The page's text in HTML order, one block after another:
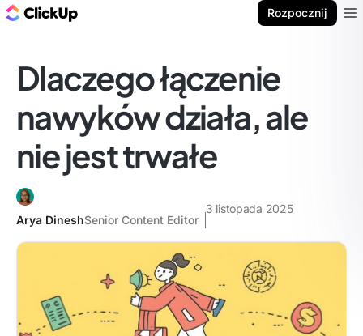
Rozpocznij
Dlaczego łączenie
nawyków działa, ale
nie jest trwałe
Arya DineshSenior Content Editor
3 listopada 2025